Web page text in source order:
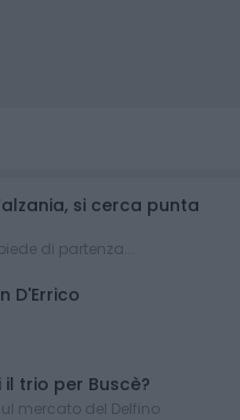
si cerca punta
di partenza...
D'Errico
trio per Buscè?
mercato del Delfino